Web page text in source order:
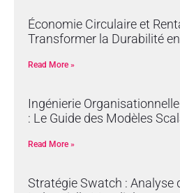
Économie Circulaire et
Transformer la Durabilité
Read More »
Ingénierie
: Le Guide des Modèles
Read More »
Stratégie Swatch : Analyse